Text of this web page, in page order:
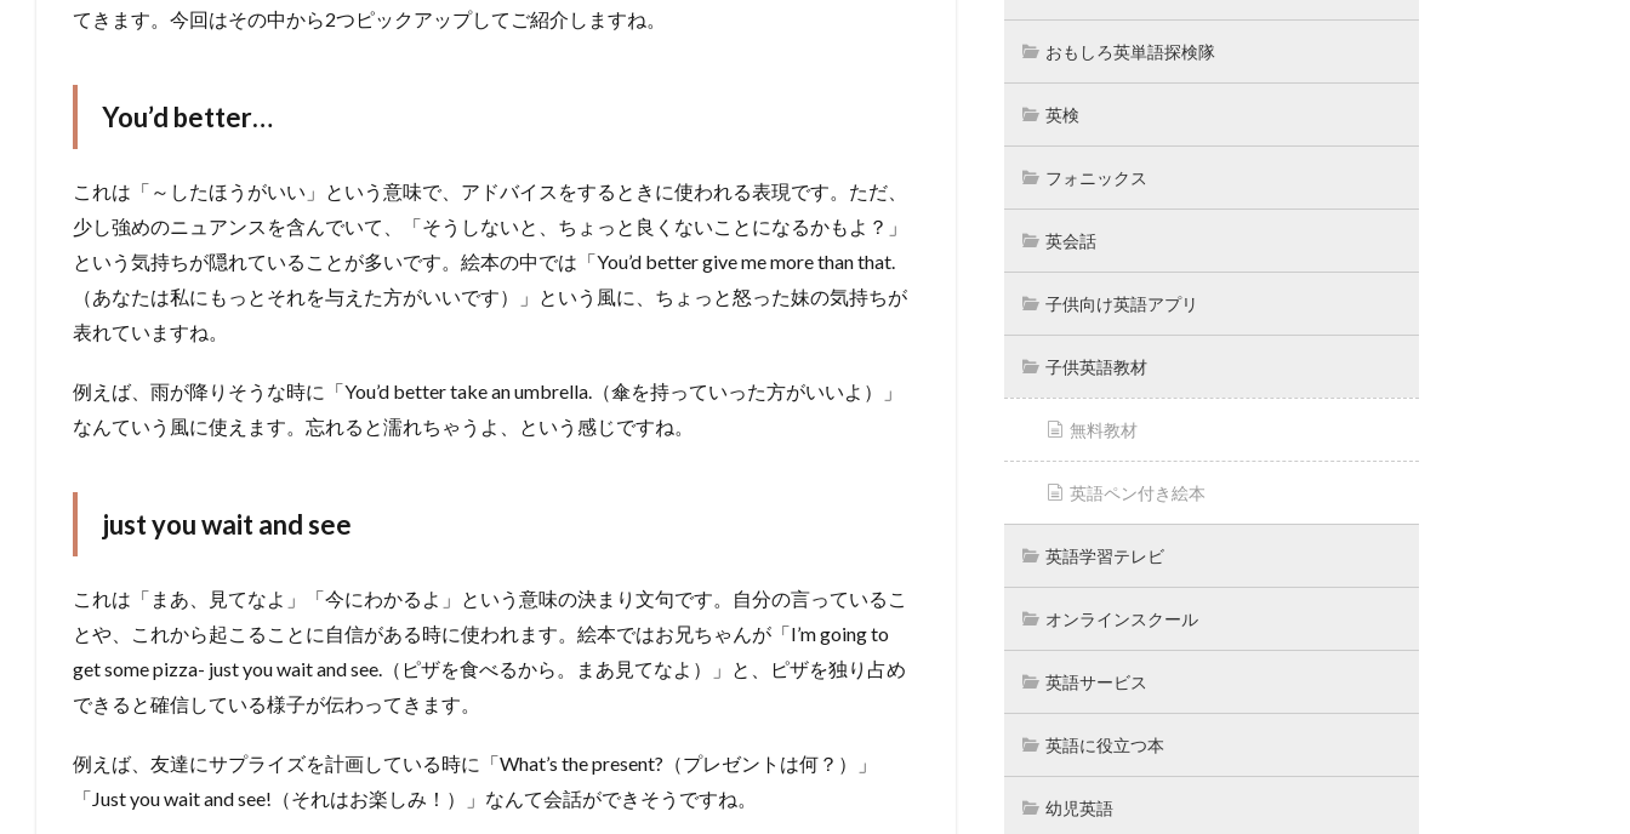
てきます。今回はその中から2つピックアップしてご紹介しますね。
You’d better…
これは「～したほうがいい」という意味で、アドバイスをするときに使われる表現です。ただ、
少し強めのニュアンスを含んでいて、「そうしないと、ちょっと良くないことになるかもよ？」
という気持ちが隠れていることが多いです。絵本の中では「You’d better give me more than that.
（あなたは私にもっとそれを与えた方がいいです）」という風に、ちょっと怒った妹の気持ちが
表れていますね。
例えば、雨が降りそうな時に「You’d better take an umbrella.（傘を持っていった方がいいよ）」
なんていう風に使えます。忘れると濡れちゃうよ、という感じですね。
just you wait and see
これは「まあ、見てなよ」「今にわかるよ」という意味の決まり文句です。自分の言っているこ
とや、これから起こることに自信がある時に使われます。絵本ではお兄ちゃんが「I’m going to
get some pizza- just you wait and see.（ピザを食べるから。まあ見てなよ）」と、ピザを独り占め
できると確信している様子が伝わってきます。
例えば、友達にサプライズを計画している時に「What’s the present?（プレゼントは何？）」
「Just you wait and see!（それはお楽しみ！）」なんて会話ができそうですね。
おもしろ英単語探検隊
英検
フォニックス
英会話
子供向け英語アプリ
子供英語教材
無料教材
英語ペン付き絵本
英語学習テレビ
オンラインスクール
英語サービス
英語に役立つ本
幼児英語